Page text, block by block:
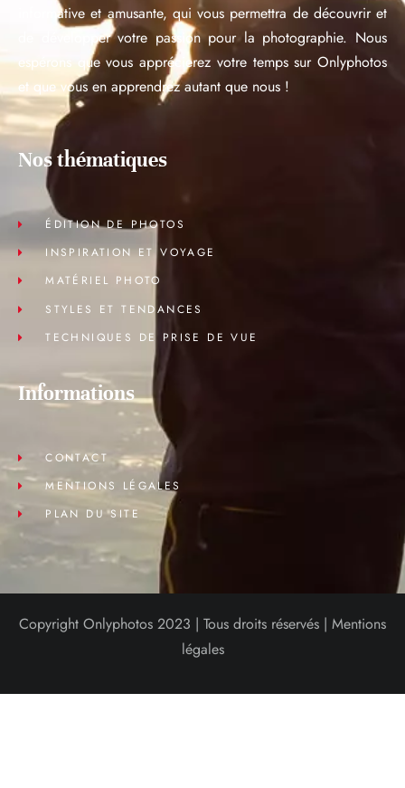
informative et amusante, qui vous permettra de découvrir et
de développer votre passion pour la photographie. Nous
espérons que vous apprécierez votre temps sur Onlyphotos
et que vous en apprendrez autant que nous !
Nos thématiques
ÉDITION DE PHOTOS
INSPIRATION ET VOYAGE
MATÉRIEL PHOTO
STYLES ET TENDANCES
TECHNIQUES DE PRISE DE VUE
Informations
CONTACT
MENTIONS LÉGALES
PLAN DU SITE
Copyright Onlyphotos 2023 | Tous droits réservés | Mentions
légales